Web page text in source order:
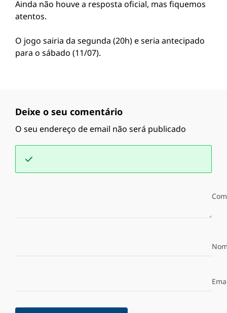
Ainda não houve a resposta oficial, mas fiquemos
atentos.
O jogo sairia da segunda (20h) e seria antecipado
para o sábado (11/07).
Deixe o seu comentário
O seu endereço de email não será publicado